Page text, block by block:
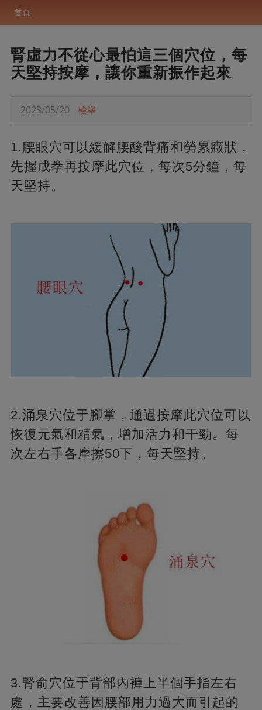
首頁
腎虛力不從心最怕這三個穴位，每
天堅持按摩，讓你重新振作起來
2023/05/20 檢舉
1.腰眼穴可以緩解腰酸背痛和勞累癥狀，
先握成拳再按摩此穴位，每次5分鐘，每
天堅持。
2.涌泉穴位于腳掌，通過按摩此穴位可以
恢復元氣和精氣，增加活力和干勁。每
次左右手各摩擦50下，每天堅持。
3.腎俞穴位于背部內褲上半個手指左右
處，主要改善因腰部用力過大而引起的